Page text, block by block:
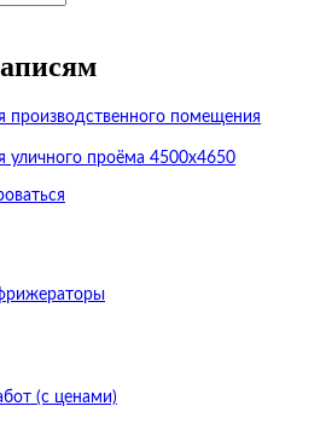
производственного помещения
уличного проёма 4500х4650
(с ценами)